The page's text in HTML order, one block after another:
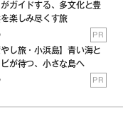
ガイドする、多文化と豊
楽しみ尽くす旅
PR
やし旅・小浜島】青い海と
が待つ、小さな島へ
PR